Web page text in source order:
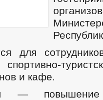
для
и кафе.
— повышение